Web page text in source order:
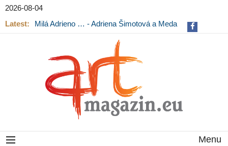
2026-08-04
Latest:
Milá Adrieno … - Adriena Šimotová a Meda
Menu